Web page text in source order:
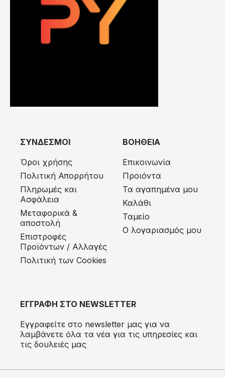
ΣΥΝΔΕΣΜΟΙ
Όροι χρήσης
Πολιτική Απορρήτου
Πληρωμές και
Ασφάλεια
Μεταφορικά &
αποστολή
Eπιστροφές
Προϊόντων / Αλλαγές
Πολιτική των Cookies
ΒΟΗΘΕΙΑ
Επικοινωνία
Προιόντα
Τα αγαπημένα μου
Καλάθι
Ταμείο
Ο λογαριασμός μου
ΕΓΓΡΑΦΗ ΣΤΟ NEWSLETTER
Εγγραφείτε στο newsletter μας για να
λαμβάνετε όλα τα νέα για τις υπηρεσίες και
τις δουλειές μας